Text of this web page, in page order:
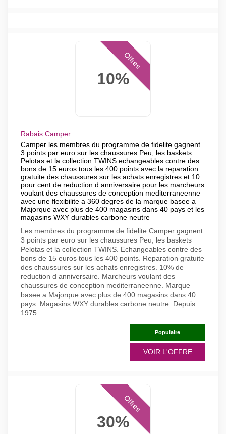
10%
Offres
Rabais Camper
Camper les membres du programme de fidelite gagnent
3 points par euro sur les chaussures Peu, les baskets
Pelotas et la collection TWINS echangeables contre des
bons de 15 euros tous les 400 points avec la reparation
gratuite des chaussures sur les achats enregistres et 10
pour cent de reduction d anniversaire pour les marcheurs
voulant des chaussures de conception mediterraneenne
avec une flexibilite a 360 degres de la marque basee a
Majorque avec plus de 400 magasins dans 40 pays et les
magasins WXY durables carbone neutre
Les membres du programme de fidelite Camper gagnent
3 points par euro sur les chaussures Peu, les baskets
Pelotas et la collection TWINS. Echangeables contre des
bons de 15 euros tous les 400 points. Reparation gratuite
des chaussures sur les achats enregistres. 10% de
reduction d anniversaire. Marcheurs voulant des
chaussures de conception mediterraneenne. Marque
basee a Majorque avec plus de 400 magasins dans 40
pays. Magasins WXY durables carbone neutre. Depuis
1975
Populaire
VOIR L'OFFRE
30%
Offres